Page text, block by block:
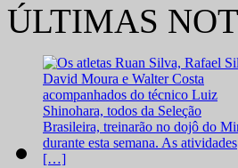
ÚLTIMAS